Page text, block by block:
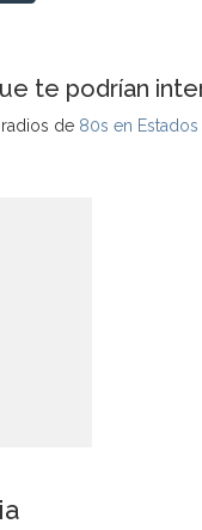
te podrían
de 80s en